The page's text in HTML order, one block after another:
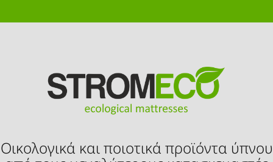
Οικολογικά και ποιοτικά προϊόντα ύπνου